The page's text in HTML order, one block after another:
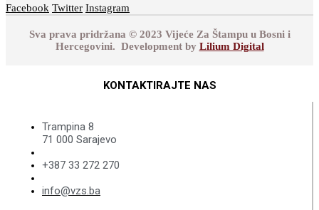
Facebook Twitter Instagram
Sva prava pridržana © 2023 Vijeće Za Štampu u Bosni i
Hercegovini. Development by Lilium Digital
KONTAKTIRAJTE NAS
Trampina 8
71 000 Sarajevo
+387 33 272 270
info@vzs.ba